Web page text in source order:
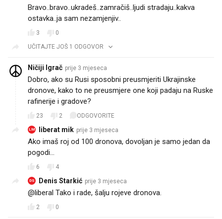
Bravo..bravo..ukradeš..zamračiš..ljudi stradaju..kakva
ostavka..ja sam nezamjenjiv..
3
0
UČITAJTE JOŠ 1 ODGOVOR
Ničiji Igrač prije 3 mjeseca
Dobro, ako su Rusi sposobni preusmjeriti Ukrajinske
dronove, kako to ne preusmjere one koji padaju na Ruske
rafinerije i gradove?
23 2 ODGOVORITE
LM liberat mik prije 3 mjeseca
Ako imaš roj od 100 dronova, dovoljan je samo jedan da
pogodi...
6 4
DS Denis Starkić prije 3 mjeseca
@liberal Tako i rade, šalju rojeve dronova.
2 0